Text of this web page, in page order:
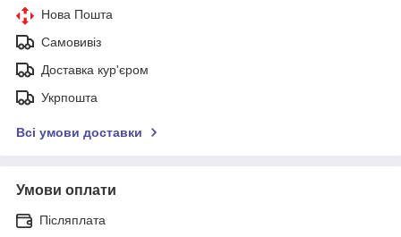
Нова Пошта
Самовивіз
Доставка кур'єром
Укрпошта
Всі умови доставки
Умови оплати
Післяплата